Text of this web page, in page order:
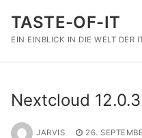
Inhalt
springen
TASTE-OF-IT
EIN EINBLICK IN DIE WELT DER
Nextcloud
JARVIS 26.